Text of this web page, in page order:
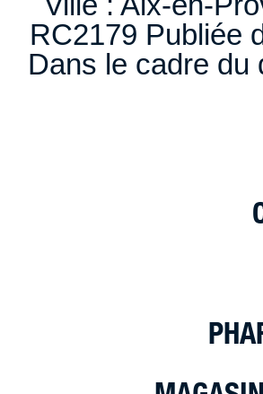
RC2179 Publiée
Dans le cadre du